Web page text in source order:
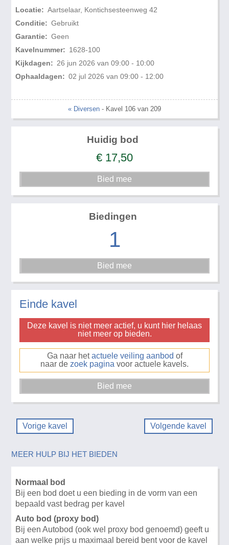
Locatie: Aartselaar, Kontichsesteenweg 42
Conditie: Gebruikt
Garantie: Geen
Kavelnummer: 1628-100
Kijkdagen: 26 jun 2026 van 09:00 - 10:00
Ophaaldagen: 02 jul 2026 van 09:00 - 12:00
« Diversen - Kavel 106 van 209
Huidig bod
€ 17,50
Biedingen
1
Einde kavel
Deze kavel is niet meer actief, u kunt hier helaas
niet meer op bieden.
Ga naar hetactuele veiling aanbod of
naar de zoek pagina voor actuele kavels.
Vorige kavel Volgende kavel
MEER HULP BIJ HET BIEDEN
Normaal bod
Bij een bod doet u een bieding in de vorm van een
bepaald vast bedrag per kavel
Auto bod (proxy bod)
Bij een Autobod (ook wel proxy bod genoemd) geeft u
aan welke prijs u maximaal bereid bent voor de kavel